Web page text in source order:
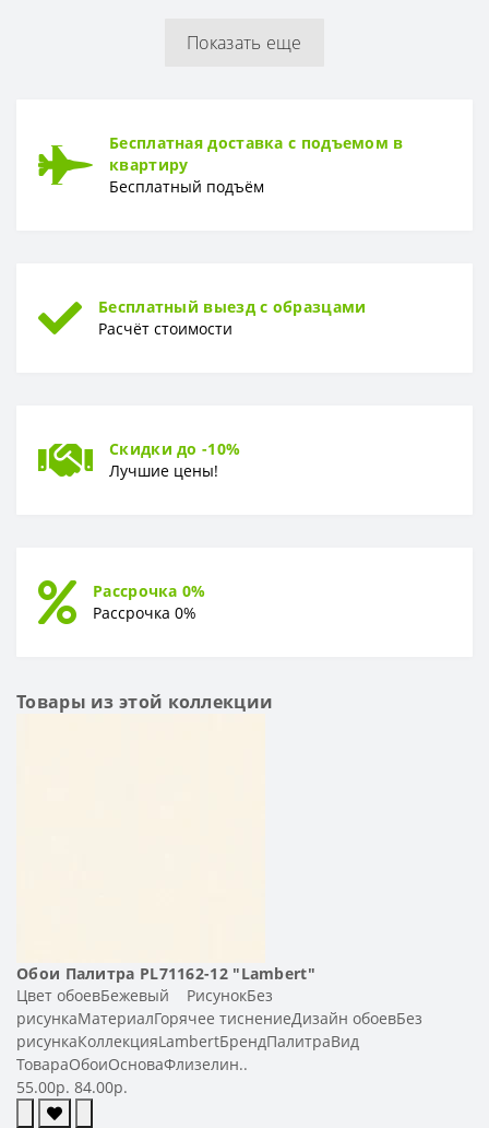
Тип Горячее тиснение
Показать еще
Бесплатная доставка с подъемом в
квартиру
Бесплатный подъём
Бесплатный выезд с образцами
Расчёт стоимости
Скидки до -10%
Лучшие цены!
Рассрочка 0%
Рассрочка 0%
Товары из этой коллекции
Обои Палитра PL71162-12 "Lambert"
Цвет обоевБежевый РисунокБез
рисункаМатериалГорячее тиснениеДизайн обоевБез
рисункаКоллекцияLambertБрендПалитраВид
ТовараОбоиОсноваФлизелин..
55.00р. 84.00р.